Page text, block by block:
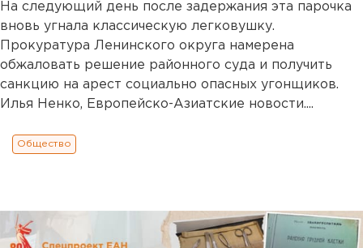
На следующий день после задержания эта парочка
вновь угнала классическую легковушку.
Прокуратура Ленинского округа намерена
обжаловать решение районного суда и получить
санкцию на арест социально опасных угонщиков.
Илья Ненко, Европейско-Азиатские новости....
Общество